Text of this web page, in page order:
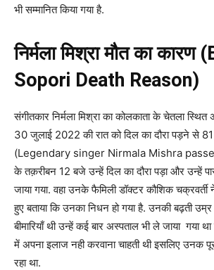
भी सम्मानित किया गया है.
निर्मला मिश्रा मौत का कारण
Sopori Death Reason)
संगीतकार निर्मला मिश्रा का कोलकाता के चेतला
30 जुलाई 2022 की रात को दिल का दौरा पड़ने से
(Legendary singer Nirmala Mishra passes
के तक़रीबन 12 बजे उन्हें दिल का दौरा पड़ा और उन्हें
जाया गया. वहा उनके फैमिली डॉक्टर कौशिक चक्रवर्ती
हुए बताया कि उनका निधन हो गया है. उनकी बढ़ती
बीमारियाँ थी उन्हें कई बार अस्पताल भी ले जाया गया
में अपना इलाज नही करवाना चाहती थी इसलिए उनक
रहा था.